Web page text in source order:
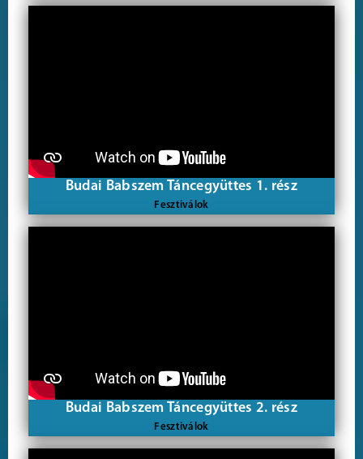
Budai Babszem Táncegyüttes 1. rész
Fesztiválok
Budai Babszem Táncegyüttes 2. rész
Fesztiválok